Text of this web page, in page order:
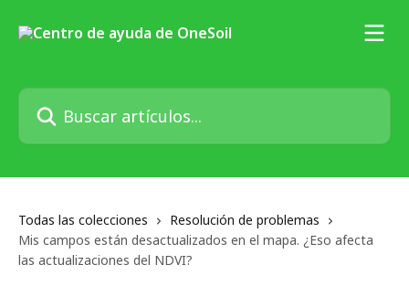
Buscar artículos...
Todas las colecciones
Resolución de problemas
Mis campos están desactualizados en el mapa. ¿Eso afecta
las actualizaciones del NDVI?